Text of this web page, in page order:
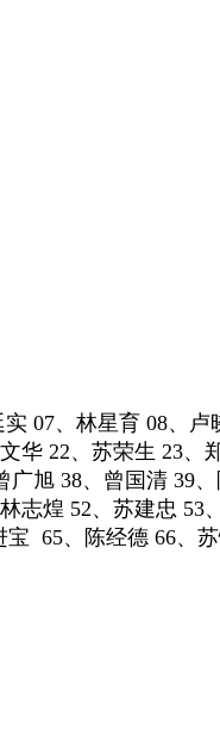
07、林星育 08、
华 22、苏荣生 23
旭 38、曾国清 39
志煌 52、苏建忠
65、陈经德 66、